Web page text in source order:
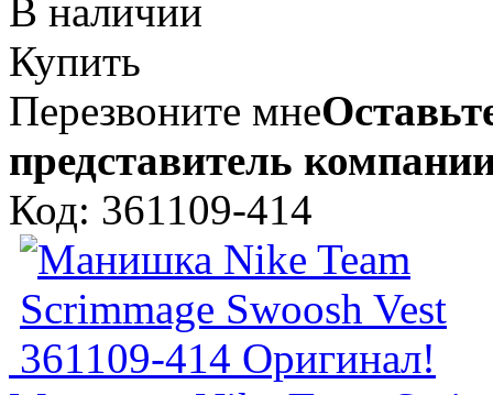
В наличии
Купить
Перезвоните мне
представитель
Код: 361109-414